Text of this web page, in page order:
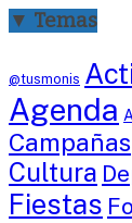
▼ Temas
@tusmonis
Agenda
Campañas
Cultura
Fiestas